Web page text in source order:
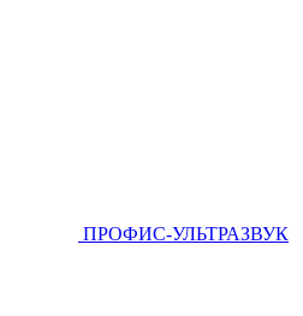
ПРОФИС-УЛЬТРАЗВУК